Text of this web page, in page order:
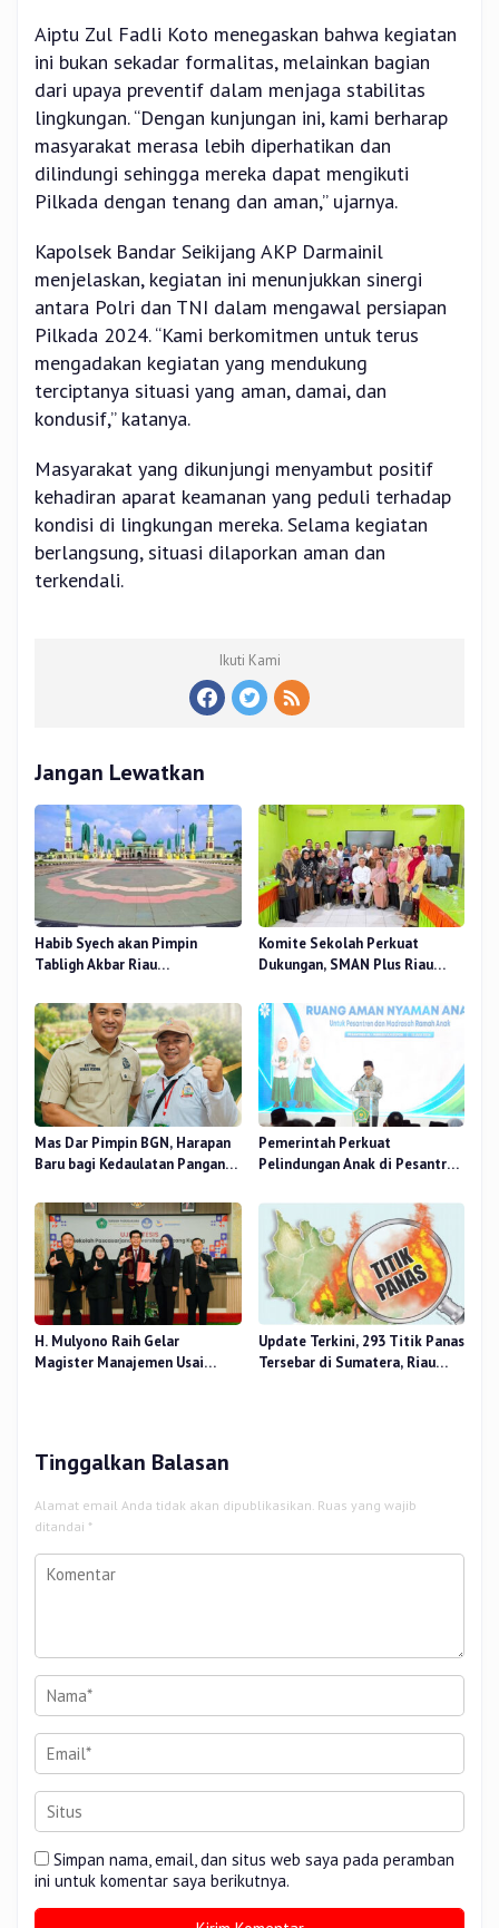
Aiptu Zul Fadli Koto menegaskan bahwa kegiatan
ini bukan sekadar formalitas, melainkan bagian
dari upaya preventif dalam menjaga stabilitas
lingkungan. “Dengan kunjungan ini, kami berharap
masyarakat merasa lebih diperhatikan dan
dilindungi sehingga mereka dapat mengikuti
Pilkada dengan tenang dan aman,” ujarnya.
Kapolsek Bandar Seikijang AKP Darmainil
menjelaskan, kegiatan ini menunjukkan sinergi
antara Polri dan TNI dalam mengawal persiapan
Pilkada 2024. “Kami berkomitmen untuk terus
mengadakan kegiatan yang mendukung
terciptanya situasi yang aman, damai, dan
kondusif,” katanya.
Masyarakat yang dikunjungi menyambut positif
kehadiran aparat keamanan yang peduli terhadap
kondisi di lingkungan mereka. Selama kegiatan
berlangsung, situasi dilaporkan aman dan
terkendali.
Ikuti Kami
Jangan Lewatkan
Habib Syech akan Pimpin
Tabligh Akbar Riau
Nur, Besok
Komite Sekolah Perkuat
Dukungan, SMAN Plus Riau
Pendidikan
Mas Dar Pimpin BGN, Harapan
Baru bagi Kedaulatan Pangan
Pemerintah Perkuat
Pelindungan Anak di Pesantren
RANA
H. Mulyono Raih Gelar
Magister Manajemen Usai
Update Terkini, 293 Titik Panas
Tersebar di Sumatera, Riau
Tinggalkan Balasan
Alamat email Anda tidak akan dipublikasikan. Ruas yang wajib
ditandai *
Simpan nama, email, dan situs web saya pada peramban
ini untuk komentar saya berikutnya.